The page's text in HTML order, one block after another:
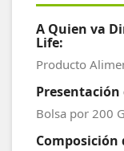
A Quien va
Life:
Producto
Presentación
Bolsa por 200
Composición